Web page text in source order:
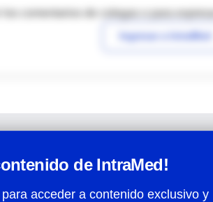
los comentarios de colegas o para
Ingresar a IntraMed
de IntraMed!
acceder a contenido exclusivo y